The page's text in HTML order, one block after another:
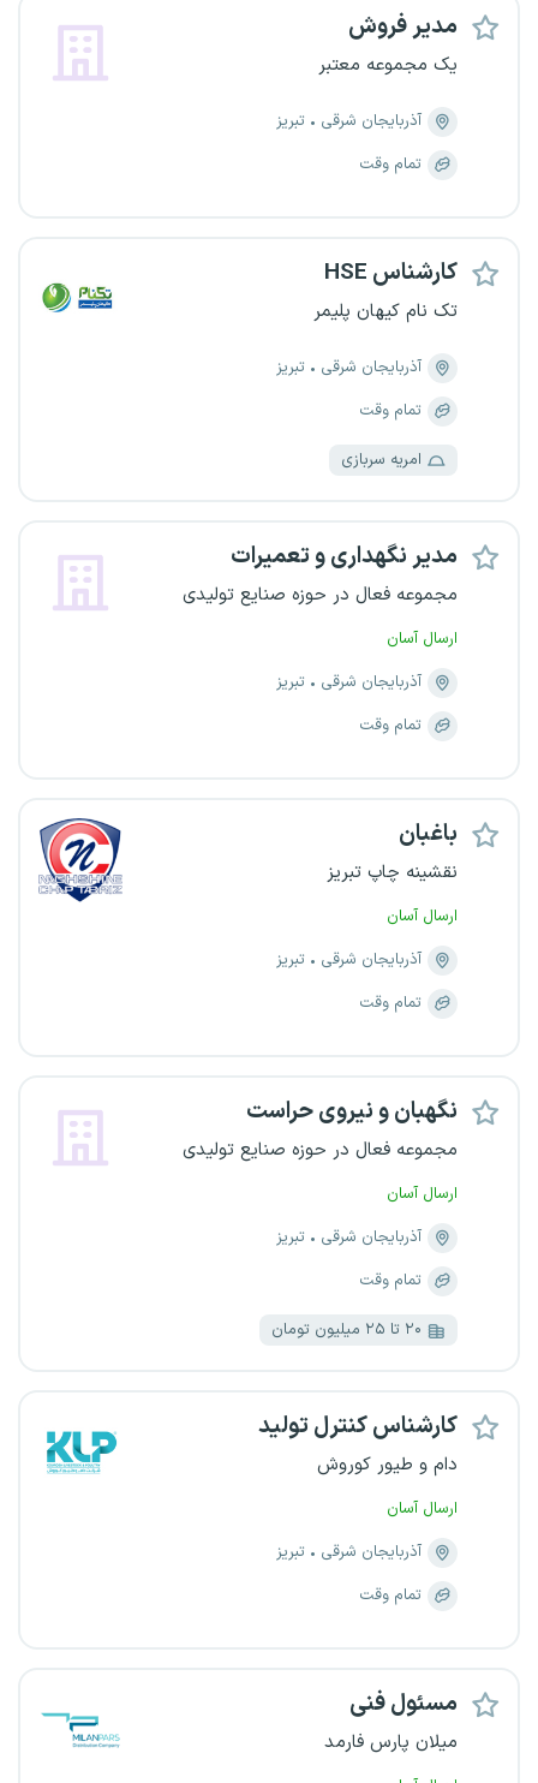
مدیر فروش
یک مجموعه معتبر
آذربایجان شرقی
تبریز
تمام وقت
کارشناس HSE
تک نام کیهان پلیمر
آذربایجان شرقی
تبریز
تمام وقت
امریه سربازی
مدیر نگهداری و تعمیرات
مجموعه فعال در حوزه صنایع تولیدی
ارسال آسان
آذربایجان شرقی
تبریز
تمام وقت
باغبان
نقشینه چاپ تبریز
ارسال آسان
آذربایجان شرقی
تبریز
تمام وقت
نگهبان و نیروی حراست
مجموعه فعال در حوزه صنایع تولیدی
ارسال آسان
آذربایجان شرقی
تبریز
تمام وقت
۲۰ تا ۲۵ میلیون تومان
کارشناس کنترل تولید
دام و طیور کوروش
ارسال آسان
آذربایجان شرقی
تبریز
تمام وقت
مسئول فنی
میلان پارس فارمد